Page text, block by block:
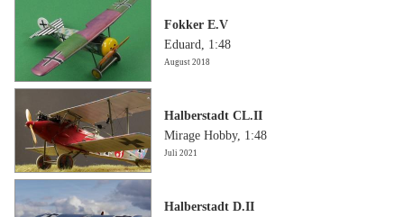
Fokker E.V
Eduard, 1:48
August 2018
Halberstadt CL.II
Mirage Hobby, 1:48
Juli 2021
Halberstadt D.II